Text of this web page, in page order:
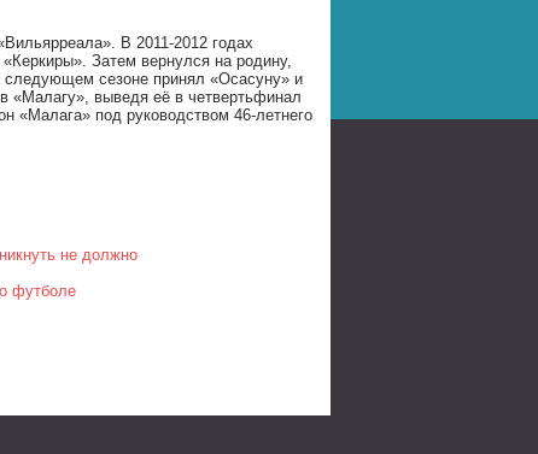
В 2011-2012 годах
Затем вернулся на родину,
следующем сезоне принял «Осасуну» и
«Малагу», выведя её в четвертьфинал
«Малага» под руководством 46-летнего
не должно
футболе